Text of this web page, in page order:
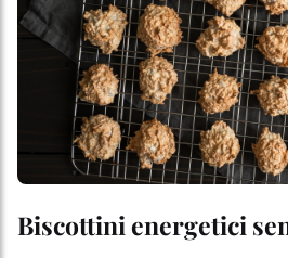
Biscottini energetici